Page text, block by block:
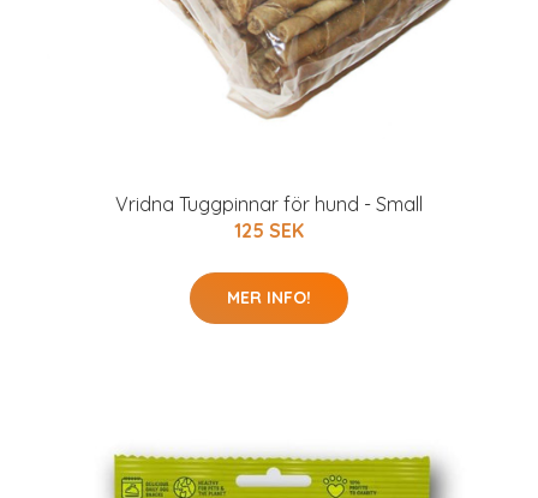
Vridna Tuggpinnar för hund - Small
125 SEK
MER INFO!